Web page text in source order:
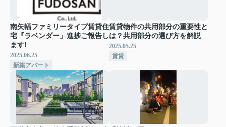
南矢幅ファミリータイプ賃貸住
宅『ラベンダー」進捗ご報告し
ます!
2025.06.25
新築アパート
賃貸物件の共用部分の重要性と
は？共用部分の選び方を解説
2025.05.25
賃貸